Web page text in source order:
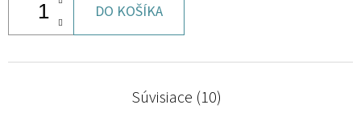
DO KOŠÍKA
Súvisiace (10)